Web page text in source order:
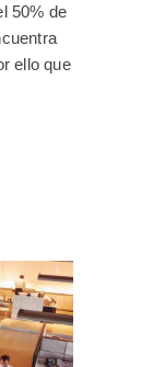
50% de
ello que